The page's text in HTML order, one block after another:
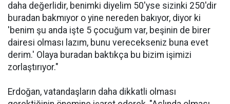
daha değerlidir, benimki diyelim 50'yse sizinki 250'dir
buradan bakmıyor o yine nereden bakıyor, diyor ki
'benim şu anda işte 5 çocuğum var, beşinin de birer
dairesi olması lazım, bunu verecekseniz buna evet
derim.' Olaya buradan baktıkça bu bizim işimizi
zorlaştırıyor."
Erdoğan, vatandaşların daha dikkatli olması